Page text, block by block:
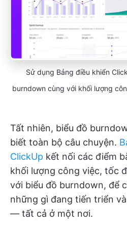
Sử dụng Bảng điều khiển
burndown cùng với khối lượng
Tất nhiên, biểu đồ
biết toàn bộ câu chuyện.
ClickUp kết nối các điểm
khối lượng công việc, tốc
với biểu đồ burndown, để
những gì đang tiến triển
— tất cả ở một nơi.